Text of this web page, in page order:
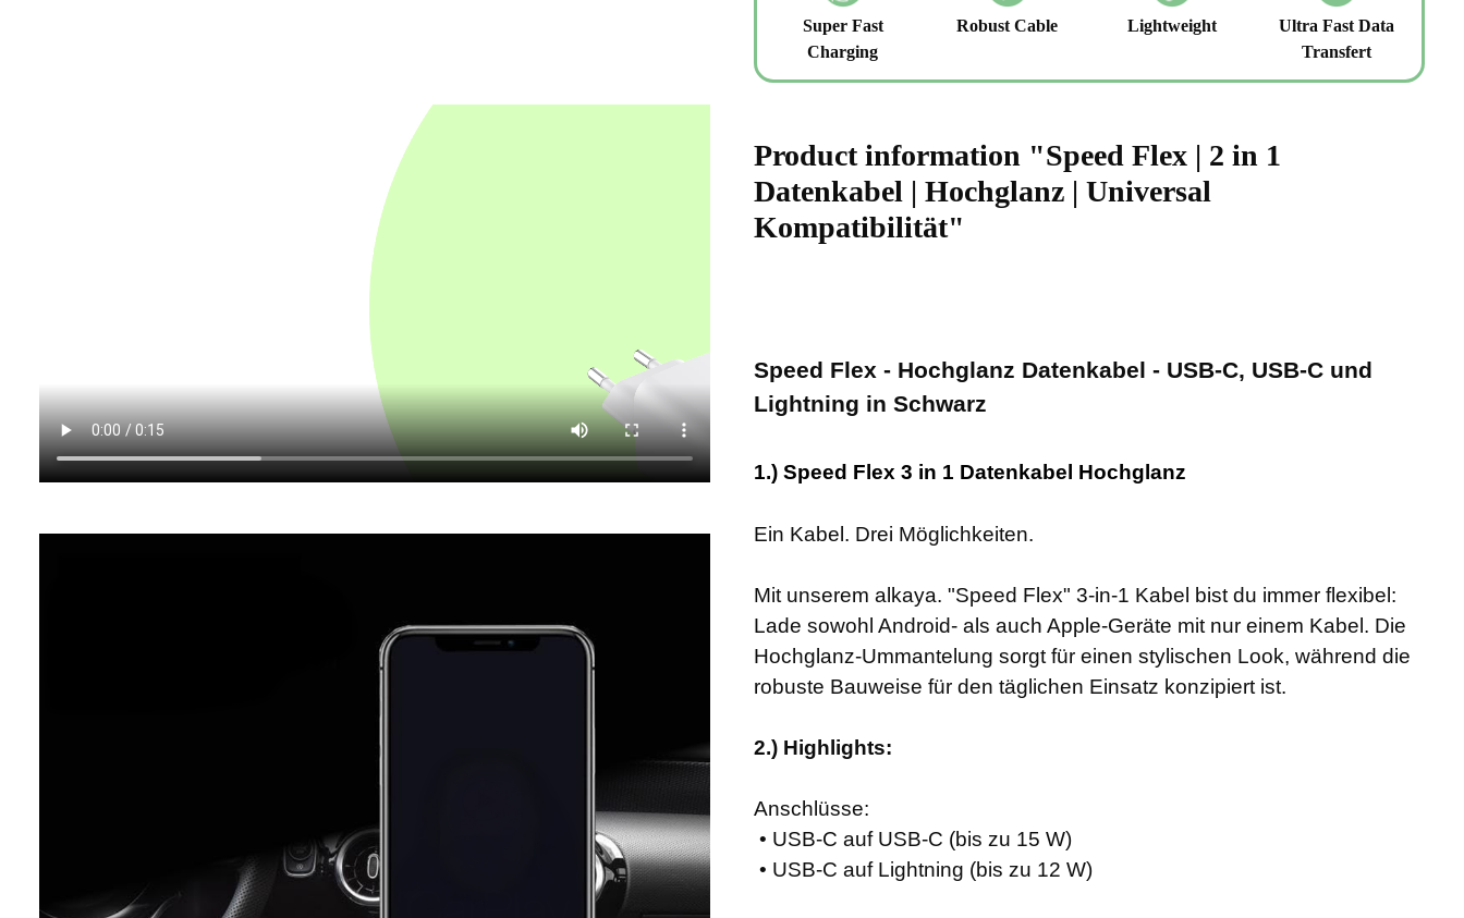
Super Fast
Charging
Robust Cable Lightweight
Ultra Fast Data
Transfert
Product information "Speed Flex | 2 in 1
Datenkabel | Hochglanz | Universal
Kompatibilität"
Speed Flex - Hochglanz Datenkabel - USB-C, USB-C und
Lightning in Schwarz
1.) Speed Flex 3 in 1 Datenkabel Hochglanz
Ein Kabel. Drei Möglichkeiten.
Mit unserem alkaya. "Speed Flex" 3-in-1 Kabel bist du immer flexibel:
Lade sowohl Android- als auch Apple-Geräte mit nur einem Kabel. Die
Hochglanz-Ummantelung sorgt für einen stylischen Look, während die
robuste Bauweise für den täglichen Einsatz konzipiert ist.
2.) Highlights:
Anschlüsse:
• USB-C auf USB-C (bis zu 15 W)
• USB-C auf Lightning (bis zu 12 W)